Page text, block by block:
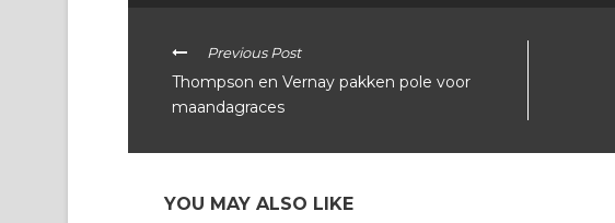
Previous Post
Thompson en Vernay pakken pole voor
maandagraces
YOU MAY ALSO LIKE